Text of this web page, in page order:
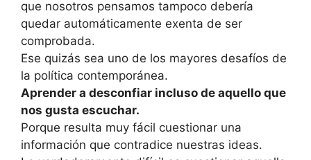
que nosotros pensamos tampoco debería
quedar automáticamente exenta de ser
comprobada.
Ese quizás sea uno de los mayores desafíos de
la política contemporánea.
Aprender a desconfiar incluso de aquello que
nos gusta escuchar.
Porque resulta muy fácil cuestionar una
información que contradice nuestras ideas.